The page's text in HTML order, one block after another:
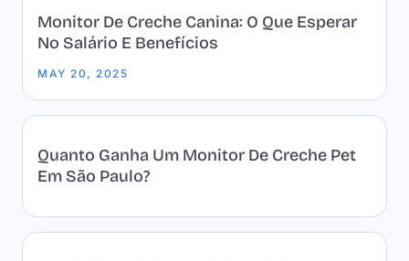
Monitor De Creche Canina: O Que Esperar
No Salário E Benefícios
MAY 20, 2025
Quanto Ganha Um Monitor De Creche Pet
Em São Paulo?